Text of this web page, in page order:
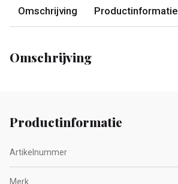
Omschrijving Productinformatie
Omschrijving
Productinformatie
Artikelnummer
Merk